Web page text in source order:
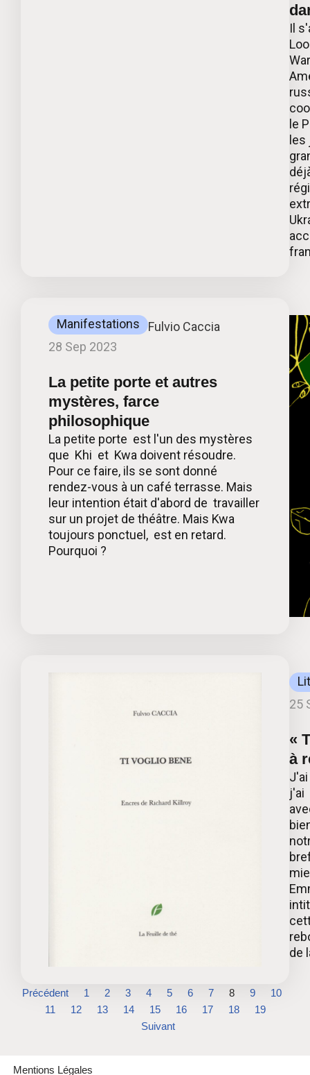
Il
le
les
Manifestations
Fulvio Caccia
28 Sep 2023
La petite porte et autres
mystères, farce
philosophique
La petite porte est l'un des mystères
que Khi et Kwa doivent résoudre.
Pour ce faire, ils se sont donné
rendez-vous à un café terrasse. Mais
leur intention était d'abord de travailler
sur un projet de théâtre. Mais Kwa
toujours ponctuel, est en retard.
Pourquoi ?
25
«
à
j'ai
de
Précédent 1 2 3 4 5 6 7 8 9
10
11
12 13 14 15 16 17 18
19
Suivant
Mentions Légales